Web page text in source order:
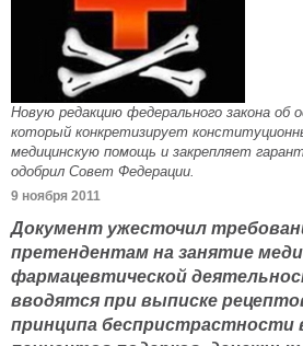
Новую редакцию федерального закона об
который конкретизирует
медицинскую помощь и закрепляет
одобрил Совет Федерации.
9 ноября 2011
Документ ужесточил
претендентам на занятие
фармацевтической
вводятся при выписке
принципа беспристрастности